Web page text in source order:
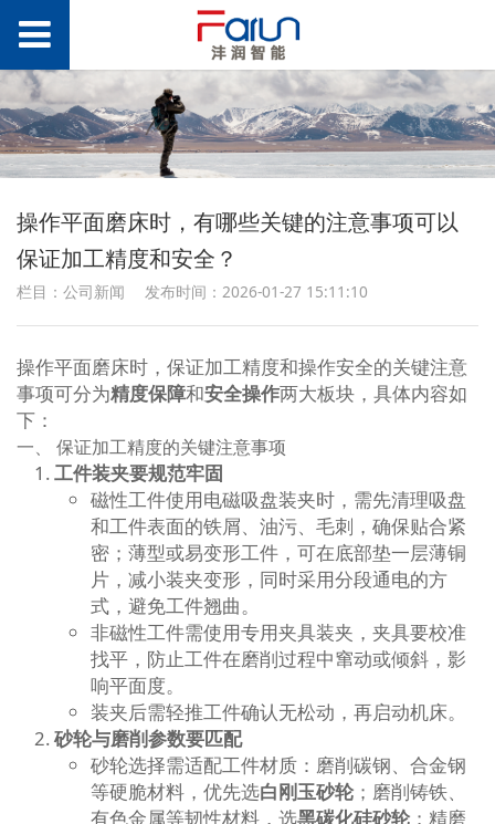
操作平面磨床时，有哪些关键的注意事项可以
保证加工精度和安全？
栏目：公司新闻 发布时间：2026-01-27 15:11:10
操作平面磨床时，保证加工精度和操作安全的关键注意
事项可分为精度保障和安全操作两大板块，具体内容如
下：
一、 保证加工精度的关键注意事项
工件装夹要规范牢固
磁性工件使用电磁吸盘装夹时，需先清理吸盘
和工件表面的铁屑、油污、毛刺，确保贴合紧
密；薄型或易变形工件，可在底部垫一层薄铜
片，减小装夹变形，同时采用分段通电的方
式，避免工件翘曲。
非磁性工件需使用专用夹具装夹，夹具要校准
找平，防止工件在磨削过程中窜动或倾斜，影
响平面度。
装夹后需轻推工件确认无松动，再启动机床。
砂轮与磨削参数要匹配
砂轮选择需适配工件材质：磨削碳钢、合金钢
等硬脆材料，优先选白刚玉砂轮 ；磨削铸铁、
有色金属等韧性材料，选黑碳化硅砂轮 ；精磨